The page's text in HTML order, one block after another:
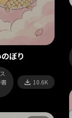
ぼり
10.6K